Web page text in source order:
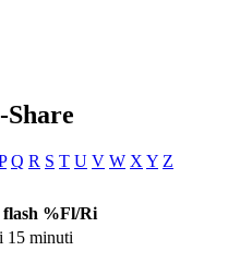
Q R S T U V W X Y Z
%Fl/Ri
15 minuti